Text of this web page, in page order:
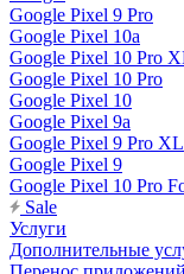
Google Pixel 9 Pro
Google Pixel 10a
Google Pixel 10 Pro
Google Pixel 10 Pro
Google Pixel 10
Google Pixel 9a
Google Pixel 9 Pro XL
Google Pixel 9
Google Pixel 10 Pro
Sale
Услуги
Дополнительные